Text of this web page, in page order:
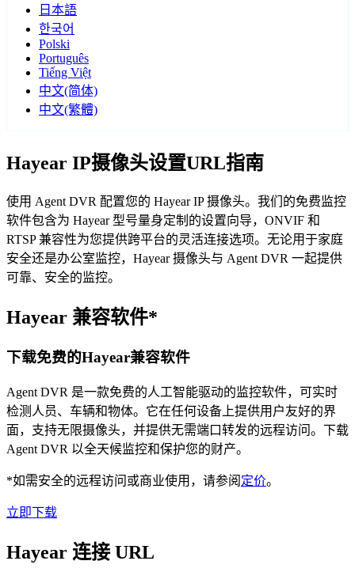
日本語
한국어
Polski
Português
Tiếng Việt
中文(简体)
中文(繁體)
Hayear IP摄像头设置URL指南
使用 Agent DVR 配置您的 Hayear IP 摄像头。我们的免费监控
软件包含为 Hayear 型号量身定制的设置向导，ONVIF 和
RTSP 兼容性为您提供跨平台的灵活连接选项。无论用于家庭
安全还是办公室监控，Hayear 摄像头与 Agent DVR 一起提供
可靠、安全的监控。
Hayear 兼容软件*
下载免费的Hayear兼容软件
Agent DVR 是一款免费的人工智能驱动的监控软件，可实时
检测人员、车辆和物体。它在任何设备上提供用户友好的界
面，支持无限摄像头，并提供无需端口转发的远程访问。下载
Agent DVR 以全天候监控和保护您的财产。
*如需安全的远程访问或商业使用，请参阅 定价。
立即下载
Hayear 连接 URL